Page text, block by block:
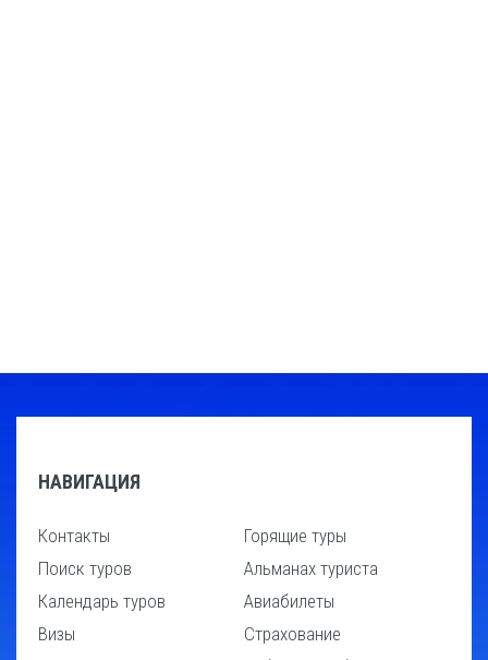
НАВИГАЦИЯ
Контакты
Поиск туров
Календарь туров
Визы
Горящие туры
Альманах туриста
Авиабилеты
Страхование